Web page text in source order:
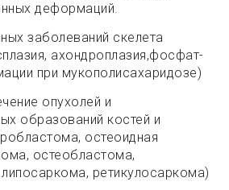
деформаций.
заболеваний скелета
ахондроплазия,фосфат-
при мукополисахаридозе)
опухолей и
образований костей и
остеоидная
остеобластома,
ретикулосаркома)